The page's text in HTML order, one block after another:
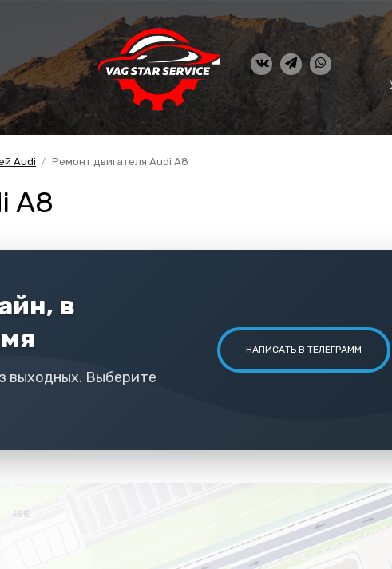
Audi Ремонт двигателя Audi A8
A8
в
выходных. Выберите
НАПИСАТЬ В ТЕЛЕГРАММ